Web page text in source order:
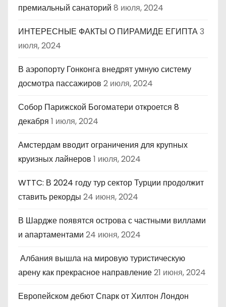
премиальный санаторий 8 июля, 2024
ИНТЕРЕСНЫЕ ФАКТЫ О ПИРАМИДЕ ЕГИПТА3
июля, 2024
В аэропорту Гонконга внедрят умную систему
досмотра пассажиров 2 июля, 2024
Собор Парижской Богоматери откроется 8
декабря 1 июля, 2024
Амстердам вводит ограничения для крупных
круизных лайнеров 1 июля, 2024
WTTC: В 2024 году тур сектор Турции продолжит
ставить рекорды 24 июня, 2024
В Шардже появятся острова с частными виллами
и апартаментами 24 июня, 2024
Албания вышла на мировую туристическую
арену как прекрасное направление21 июня, 2024
Европейском дебют Спарк от Хилтон Лондон